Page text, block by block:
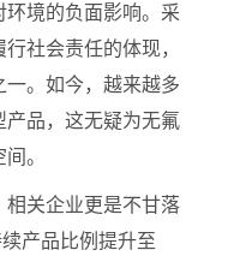
境的负面影响。采
社会责任的体现，
一。如今，越来越多
产品，这无疑为无氟
。
相关企业更是不甘落
产品比例提升至